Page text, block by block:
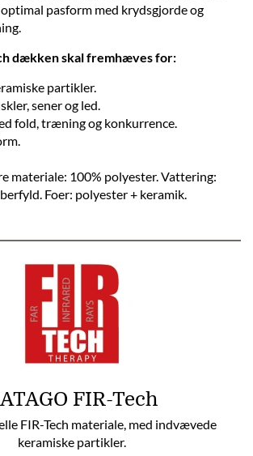
pasform med krydsgjorde og
dækken skal fremhæves for:
partikler.
sener og led.
fold, træning og konkurrence.
materiale: 100% polyester. Vattering:
Foer: polyester + keramik.
FIR-Tech
FIR-Tech materiale, med indvævede
keramiske partikler.